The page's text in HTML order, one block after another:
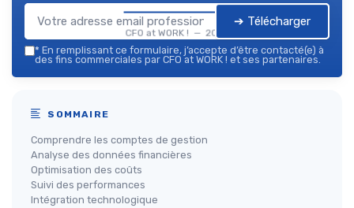
CFO at WORK ! — 2026
➔ Télécharger
* En remplissant ce formulaire, j’accepte d’être contacté(e) à
des fins commerciales par CFO at WORK ! et ses partenaires.
SOMMAIRE
Comprendre les comptes de gestion
Analyse des données financières
Optimisation des coûts
Suivi des performances
Intégration technologique